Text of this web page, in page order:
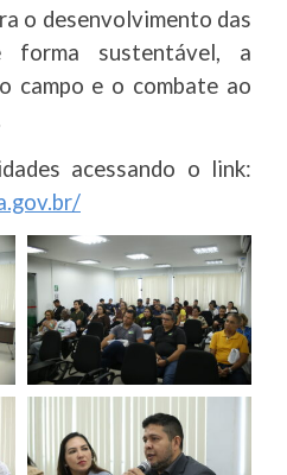
o desenvolvimento das
forma sustentável, a
campo e o combate ao
acessando o link: